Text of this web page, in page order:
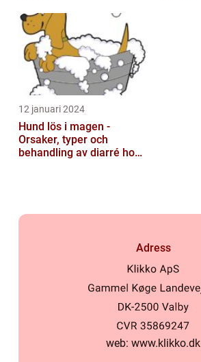
12 januari 2024
Hund lös i magen -
Orsaker, typer och
behandling av diarré hos
Adress
web: www.klikko.dk